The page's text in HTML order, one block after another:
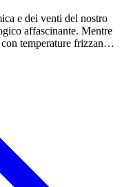
e dei venti del nostro
affascinante. Mentre
temperature frizzanti,